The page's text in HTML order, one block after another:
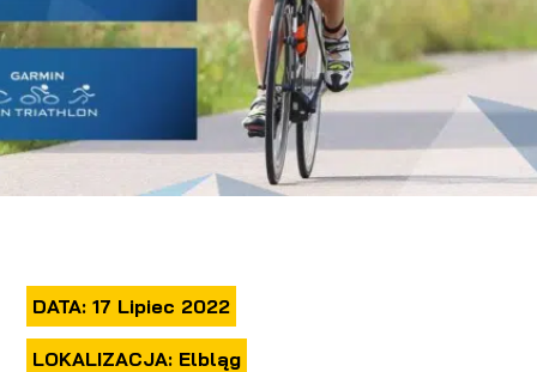
DATA: 17 Lipiec 2022
LOKALIZACJA: Elbląg